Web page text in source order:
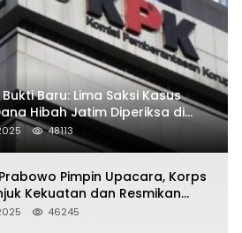
Bukti Baru: Lima Saksi Kasus
Hibah Jatim Diperiksa di
48113
Pimpin Upacara, Korps
Kekuatan dan Resmikan
46245